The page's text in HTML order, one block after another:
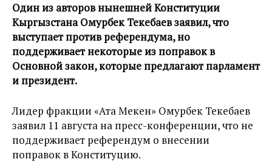
Один из авторов нынешней Конституции
Кыргызстана Омурбек Текебаев заявил, что
выступает против референдума, но
поддерживает некоторые из поправок в
Основной закон, которые предлагают парламент
и президент.
Лидер фракции «Ата Мекен» Омурбек Текебаев
заявил 11 августа на пресс-конференции, что не
поддерживает референдум о внесении
поправок в Конституцию.